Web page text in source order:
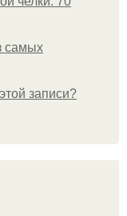
самых
записи?